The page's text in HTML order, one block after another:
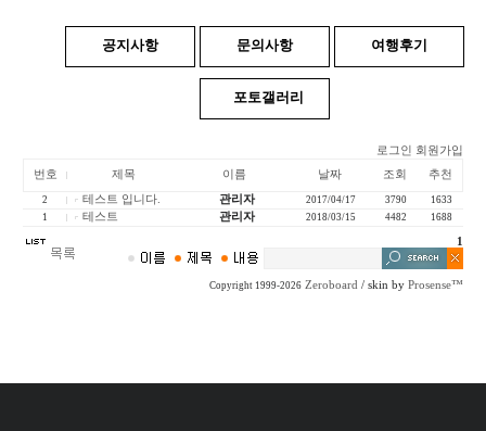
공지사항 문의사항 여행후기
포토갤러리
로그인
회원가입
번호
제목 이름 날짜 조회 추천
2 테스트 입니다. 관리자 2017/04/17 3790
1633
1
테스트 관리자 2018/03/15 4482 1688
1
Copyright 1999-2026 Zeroboard / skin by Prosense™